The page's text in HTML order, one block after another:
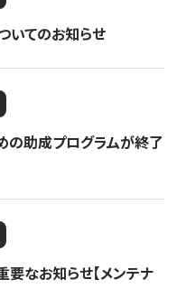
いてのお知らせ
の助成プログラムが終了
なお知らせ【メンテナ